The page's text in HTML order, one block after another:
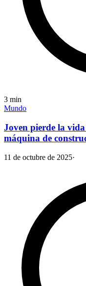
3 min
Mundo
Joven pierde la
máquina de
11 de octubre de 2025·